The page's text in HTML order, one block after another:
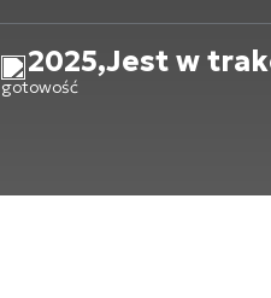
2025,Jest w
gotowość